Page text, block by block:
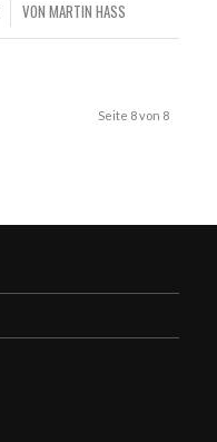
VON MARTIN HASS
Seite 8 von 8